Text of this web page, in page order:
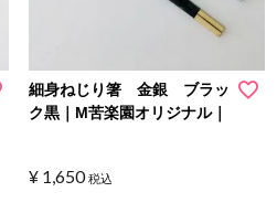
細身ねじり箸 金銀 ブラッ
ク黒｜M苦楽園オリジナル｜
¥ 1,650 税込